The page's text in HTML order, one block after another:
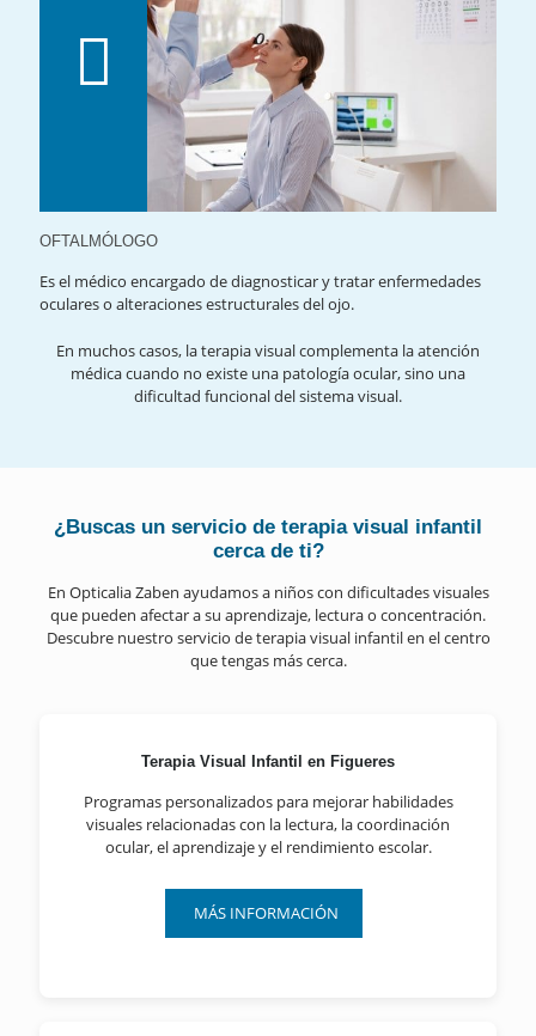
OFTALMÓLOGO
Es el médico encargado de diagnosticar y tratar enfermedades
oculares o alteraciones estructurales del ojo.
En muchos casos, la terapia visual complementa la atención
médica cuando no existe una patología ocular, sino una
dificultad funcional del sistema visual.
¿Buscas un servicio de terapia visual infantil
cerca de ti?
En Opticalia Zaben ayudamos a niños con dificultades visuales
que pueden afectar a su aprendizaje, lectura o concentración.
Descubre nuestro servicio de terapia visual infantil en el centro
que tengas más cerca.
Terapia Visual Infantil en Figueres
Programas personalizados para mejorar habilidades
visuales relacionadas con la lectura, la coordinación
ocular, el aprendizaje y el rendimiento escolar.
MÁS INFORMACIÓN